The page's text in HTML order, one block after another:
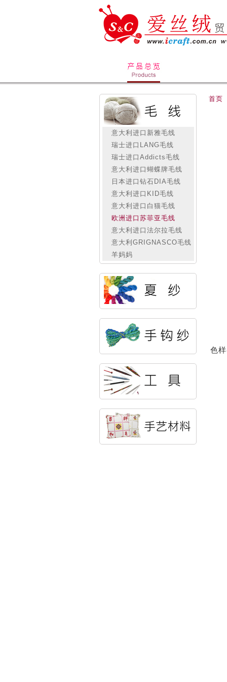
意大利进口新雅毛线
瑞士进口LANG毛线
瑞士进口Addicts毛线
意大利进口蝴蝶牌毛线
日本进口钻石DIA毛线
意大利进口KID毛线
意大利进口白猫毛线
欧洲进口苏菲亚毛线
意大利进口法尔拉毛线
意大利GRIGNASCO毛线
羊妈妈
首页
色